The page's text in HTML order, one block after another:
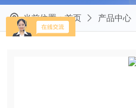
当前位置：首页 产品中心